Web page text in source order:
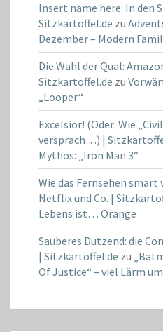
Insert name here: In den
Sitzkartoffel.de zu
Dezember – Modern
Die Wahl der Qual:
Sitzkartoffel.de zu
„Looper“
Excelsior! (Oder: Wie
versprach…) |
Mythos: „Iron Man 3“
Wie das Fernsehen
Netflix und Co. |
Lebens ist… Orange
Sauberes Dutzend: die
| Sitzkartoffel.de zu
Of Justice“ – viel Lärm